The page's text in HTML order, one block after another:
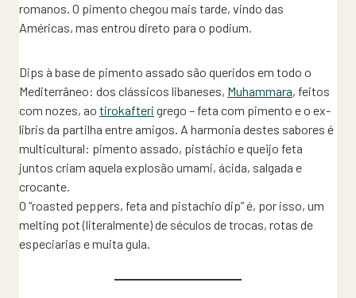
romanos. O pimento chegou mais tarde, vindo das
Américas, mas entrou direto para o podium.
Dips à base de pimento assado são queridos em todo o
Mediterrâneo: dos clássicos libaneses, Muhammara, feitos
com nozes, ao tirokafteri grego – feta com pimento e o ex-
libris da partilha entre amigos. A harmonia destes sabores é
multicultural: pimento assado, pistáchio e queijo feta
juntos criam aquela explosão umami, ácida, salgada e
crocante.
O “roasted peppers, feta and pistachio dip” é, por isso, um
melting pot (literalmente) de séculos de trocas, rotas de
especiarias e muita gula.